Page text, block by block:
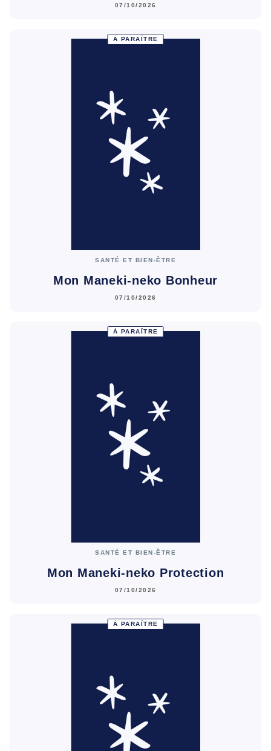
07/10/2026
À PARAÎTRE
SANTÉ ET BIEN-ÊTRE
Mon Maneki-neko Bonheur
07/10/2026
À PARAÎTRE
SANTÉ ET BIEN-ÊTRE
Mon Maneki-neko Protection
07/10/2026
À PARAÎTRE